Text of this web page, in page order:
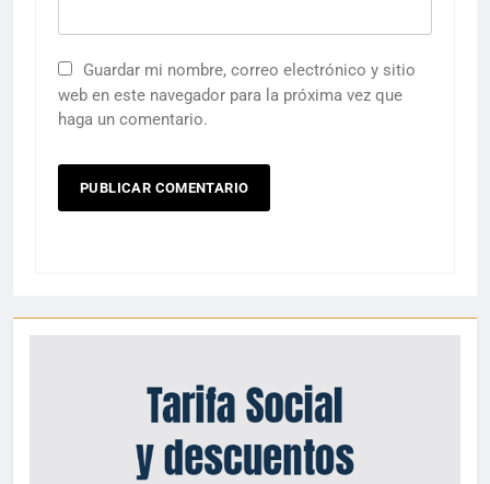
Guardar mi nombre, correo electrónico y sitio
web en este navegador para la próxima vez que
haga un comentario.